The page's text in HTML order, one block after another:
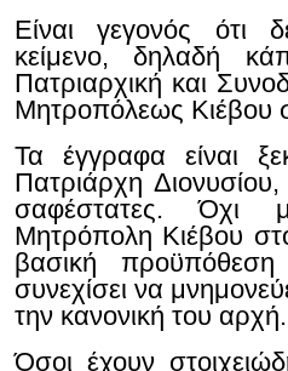
Είναι γεγονός ότι
κείμενο, δηλαδή
Πατριαρχική και
Μητροπόλεως Κιέβου
Τα έγγραφα είναι
Πατριάρχη
σαφέστατες. Όχι
Μητρόπολη Κιέβου
βασική
συνεχίσει να
την κανονική του αρχή.
Όσοι έχουν